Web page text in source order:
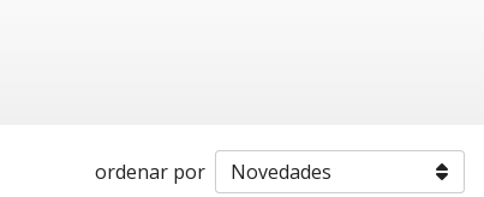
ordenar por